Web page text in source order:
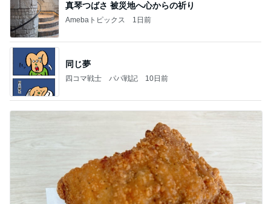
真琴つばさ 被災地へ心からの祈り
Amebaトピックス 1日前
同じ夢
四コマ戦士 パパ戦記 10日前